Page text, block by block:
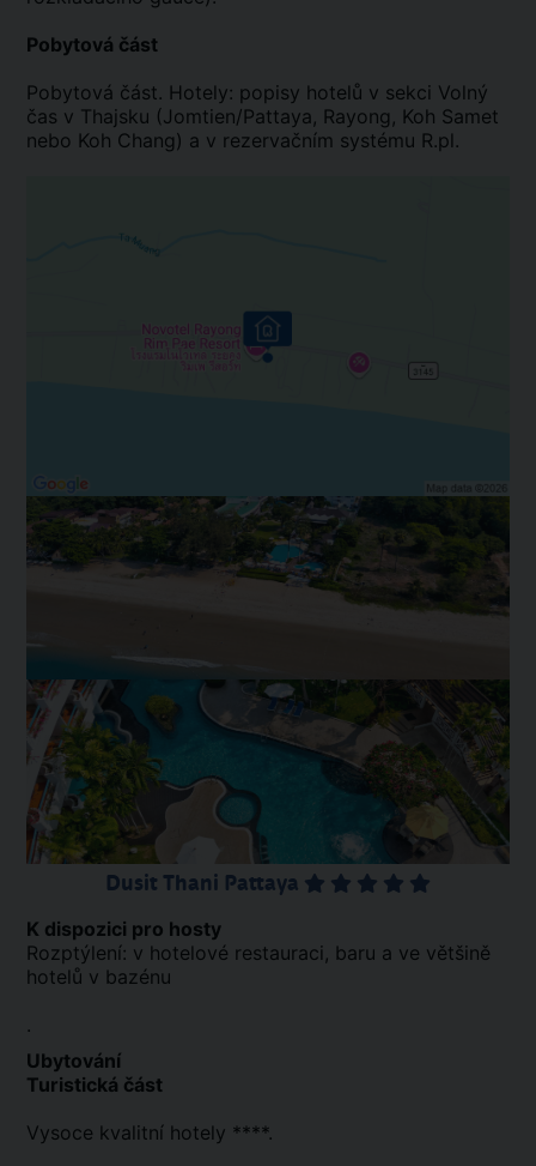
Pobytová část
Pobytová část. Hotely: popisy hotelů v sekci Volný
čas v Thajsku (Jomtien/Pattaya, Rayong, Koh Samet
nebo Koh Chang) a v rezervačním systému R.pl.
Dusit Thani Pattaya
K dispozici pro hosty
Rozptýlení: v hotelové restauraci, baru a ve většině
hotelů v bazénu
.
Ubytování
Turistická část
Vysoce kvalitní hotely ****.